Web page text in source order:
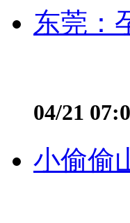
东莞：
04/21
小偷偷